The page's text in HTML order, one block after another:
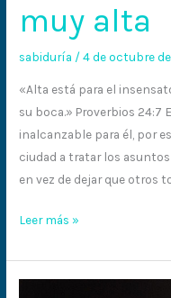
muy alta
sabiduría /4 de octubre
«Alta está para el
su boca.» Proverbios 24:7
inalcanzable para él, por
ciudad a tratar los
en vez de dejar que otros
Leer más »